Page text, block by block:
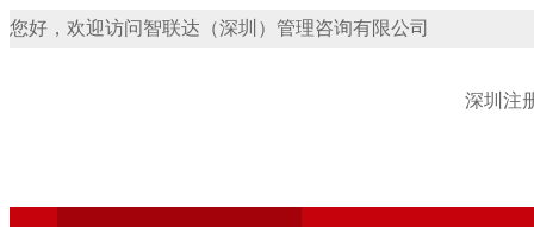
您好，欢迎访问智联达（深圳）管理咨询有限公司
深圳注